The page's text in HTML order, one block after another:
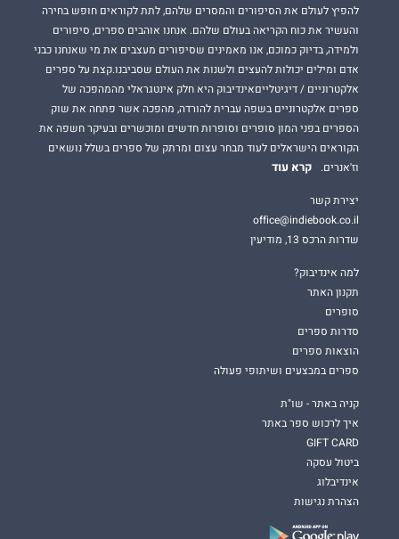
להפיץ לעולם את הסיפורים והמסרים שלהם, לתת לקוראים חופש בחירה
והעשיר את כוח הקריאה בעולם שלהם. אנחנו אוהבים ספרים, סיפורים
ולמידה, בדיוק כמוכם, אנו מאמינים שסיפורים מעצבים את מי שאנחנו כבני
אדם ומילים יכולות להעצים ולשנות את העולם שסביבנו.קצת על ספרים
אלקטרוניים / דיגיטלייםאינדיבוק היא חלק אינטגראלי מהמהפכה של
ספרים אלקטרוניים בשפה עברית להורדה, מהפכה אשר פתחה את שוק
הספרים בפני המון סופרים וסופרות חדשים ומוכשרים ובעיקר חשפה את
הקוראים הישראלים לעוד מבחר עצום ומרתק של ספרים בשלל נושאים
וז'אנרים.
קרא עוד
יצירת קשר
office@indiebook.co.il
שדרות הרכס 13, מודיעין
למה אינדיבוק?
תקנון האתר
סופרים
סדרות ספרים
הוצאות ספרים
ספרים במבצעים ושיתופי פעולה
קניה באתר - שו"ת
איך לרכוש ספר באתר
GIFT CARD
ביטול עסקה
אינדיבלוג
הצהרת נגישות